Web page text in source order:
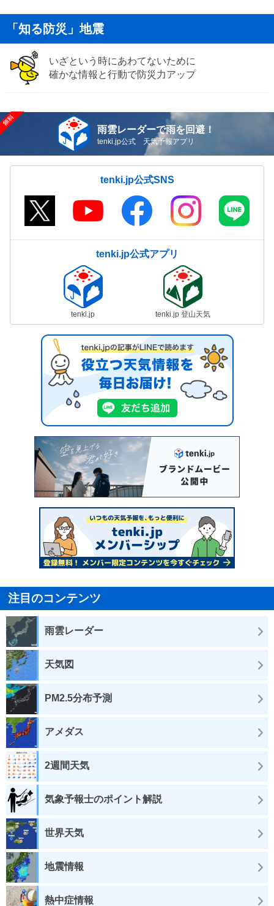
「知る防災」地震
いざという時にあわてないために
確かな情報と行動で防災力アップ
雨雲レーダーで雨を回避！
tenki.jp公式 天気予報アプリ
tenki.jp公式SNS
tenki.jp公式アプリ
tenki.jp tenki.jp 登山天気
注目のコンテンツ
雨雲レーダー
天気図
PM2.5分布予測
アメダス
2週間天気
気象予報士のポイント解説
世界天気
地震情報
熱中症情報